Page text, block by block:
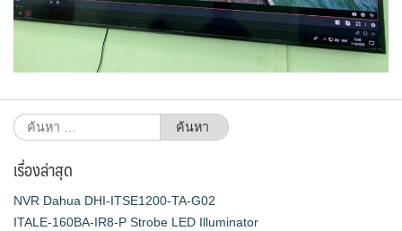
ค้นหา
สำหรับ:
เรื่องล่าสุด
NVR Dahua DHI-ITSE1200-TA-G02
ITALE-160BA-IR8-P Strobe LED Illuminator